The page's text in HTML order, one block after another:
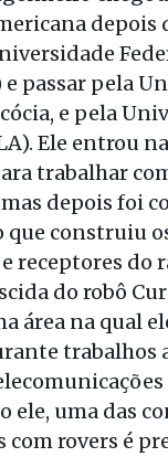
depois
e passar pela
e pela
Ele entrou
trabalhar
depois foi
construiu
receptores do
do robô
área na qual
trabalhos
ele, uma das
com rovers é